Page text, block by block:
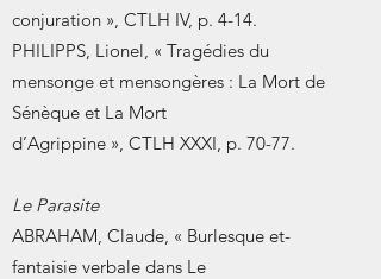
conjuration », CTLH IV, p. 4-14.
PHILIPPS, Lionel, « Tragédies du
mensonge et mensongères : La Mort de
Sénèque et La Mort
d’Agrippine », CTLH XXXI, p. 70-77.
Le Parasite
ABRAHAM, Claude, « Burlesque et-
fantaisie verbale dans Le